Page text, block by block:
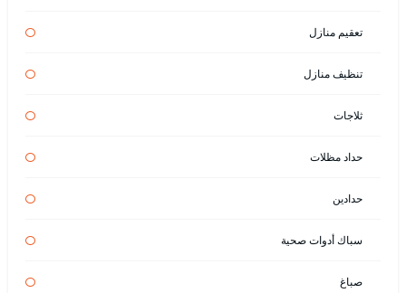
تعقيم منازل
تنظيف منازل
ثلاجات
حداد مظلات
حدادين
سباك أدوات صحية
صباغ